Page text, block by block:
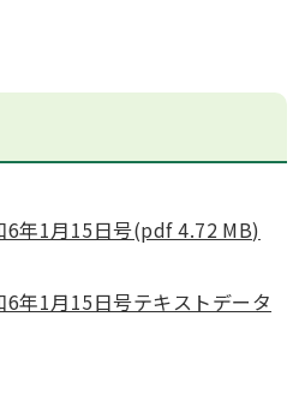
6年1月15日号(pdf 4.72 MB)
年1月15日号テキストデータ